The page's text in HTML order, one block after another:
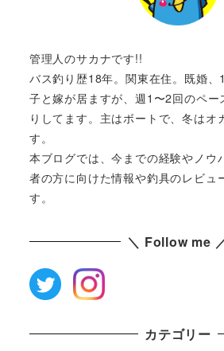
管理人のサカナです!!
バス釣り歴18年。関東在住。既婚、
子と嫁が居ますが、週1〜2回のペー
りしてます。主はボートで、冬はオ
す。
本ブログでは、今までの経験やノウ
者の方に向けた情報や釣具のレビュ
す。
＼ Follow me
カテゴリー